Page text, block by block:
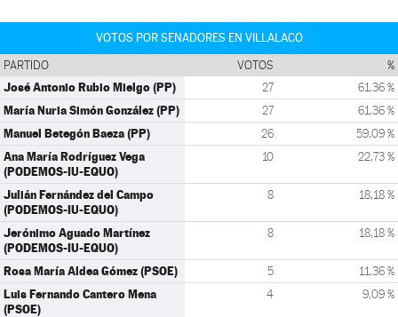
VOTOS POR SENADORES EN VILLALACO
PARTIDO VOTOS %
José Antonio Rubio Mielgo (PP) 27 61,36 %
María Nuria Simón González (PP) 27 61,36 %
Manuel Betegón Baeza (PP) 26 59,09 %
Ana María Rodríguez Vega
(PODEMOS-IU-EQUO)
10 22,73 %
Julián Fernández del Campo
(PODEMOS-IU-EQUO)
8 18,18 %
Jerónimo Aguado Martínez
(PODEMOS-IU-EQUO)
8 18,18 %
Rosa María Aldea Gómez (PSOE) 5 11,36 %
Luis Fernando Cantero Mena
(PSOE)
4 9,09 %